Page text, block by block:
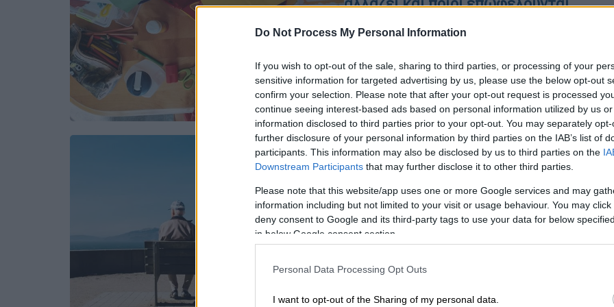
Do Not Process My Personal Information
If you wish to opt-out of the sale, sharing to third parties, or processing of your
sensitive information for targeted advertising by us, please use the below opt-out
confirm your selection. Please note that after your opt-out request is processed
continue seeing interest-based ads based on personal information utilized by us
information disclosed to third parties prior to your opt-out. You may separately
further disclosure of your personal information by third parties on the IAB’s list of
participants. This information may also be disclosed by us to third parties on the
Downstream Participants that may further disclose it to other third parties.
Please note that this website/app uses one or more Google services and may
information including but not limited to your visit or usage behaviour. You may
deny consent to Google and its third-party tags to use your data for below
in below Google consent section.
Personal Data Processing Opt Outs
I want to opt-out of the Sharing of my personal data.
για το voucher για βρεφονηπιακούς
και ΚΔΑΠ
Οικονομία|31.07.2026 03:00
Δημόσιο: Ποιοι οι δικαιούχοι της
δεύτερης σύνταξης - Τι ισχύει με
βάση τη νέα ρύθμιση
προθεσμία - ορόσημο